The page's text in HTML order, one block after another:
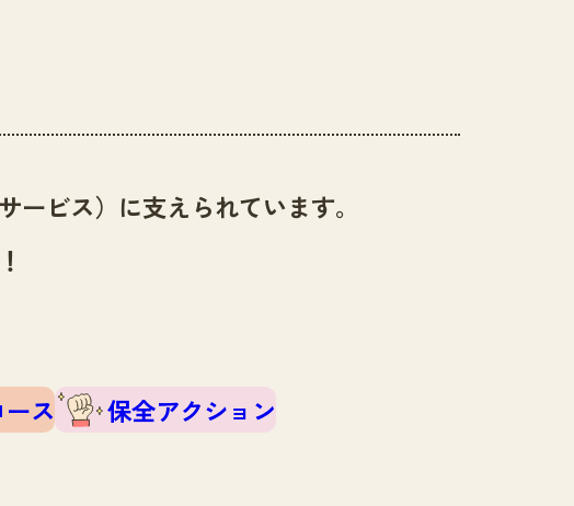
ビス）に支えられています。
ス
保全アクション